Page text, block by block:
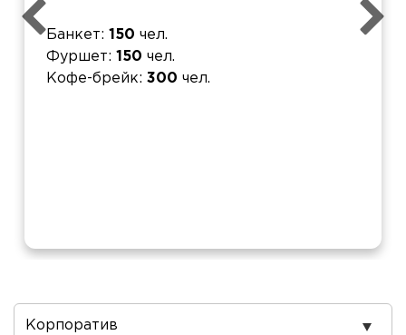
Банкет 150 чел.
Фуршет
150 чел.
Кофе-брейк
300 чел.
Повод